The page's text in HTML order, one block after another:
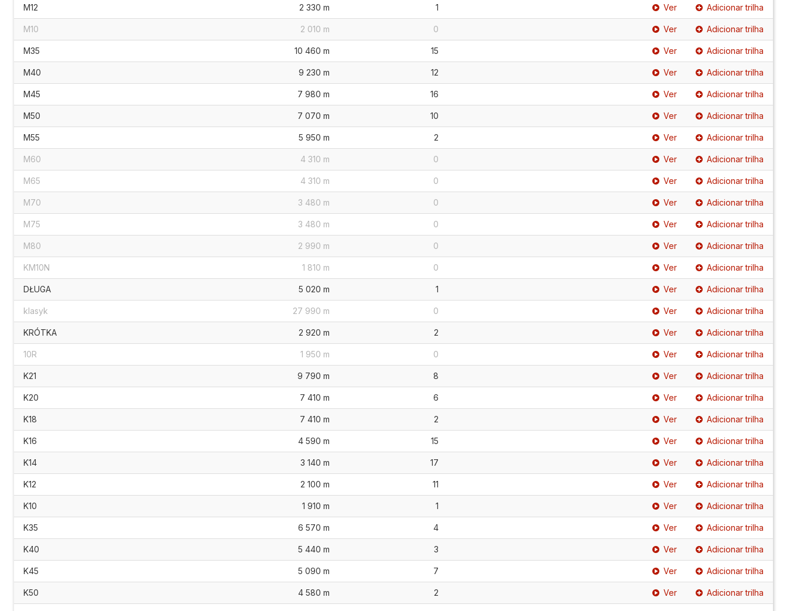
M12 2 330 m 1 Ver Adicionar trilha
M10 2 010 m 0 Ver Adicionar trilha
M35 10 460 m 15 Ver Adicionar trilha
M40 9 230 m 12 Ver Adicionar trilha
M45 7 980 m 16 Ver Adicionar trilha
M50 7 070 m 10 Ver Adicionar trilha
M55 5 950 m 2 Ver Adicionar trilha
M60 4 310 m 0 Ver Adicionar trilha
M65 4 310 m 0 Ver Adicionar trilha
M70 3 480 m 0 Ver Adicionar trilha
M75 3 480 m 0 Ver Adicionar trilha
M80 2 990 m 0 Ver Adicionar trilha
KM10N 1 810 m 0 Ver Adicionar trilha
DŁUGA 5 020 m 1 Ver Adicionar trilha
klasyk 27 990 m 0 Ver Adicionar trilha
KRÓTKA 2 920 m 2 Ver Adicionar trilha
10R 1 950 m 0 Ver Adicionar trilha
K21 9 790 m 8 Ver Adicionar trilha
K20 7 410 m 6 Ver Adicionar trilha
K18 7 410 m 2 Ver Adicionar trilha
K16 4 590 m 15 Ver Adicionar trilha
K14 3 140 m 17 Ver Adicionar trilha
K12 2 100 m 11 Ver Adicionar trilha
K10 1 910 m 1 Ver Adicionar trilha
K35 6 570 m 4 Ver Adicionar trilha
K40 5 440 m 3 Ver Adicionar trilha
K45 5 090 m 7 Ver Adicionar trilha
K50 4 580 m 2 Ver Adicionar trilha